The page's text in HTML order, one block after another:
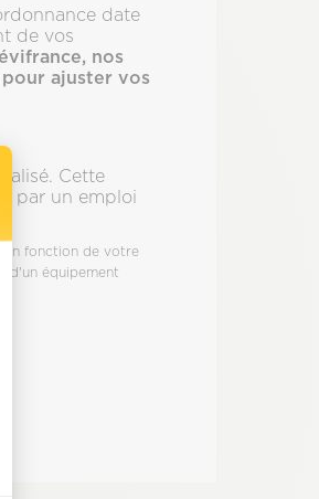
: Personnalisez vos
date
de vos
nos
pour ajuster vos
Cette
par un emploi
en fonction de votre
d'un équipement